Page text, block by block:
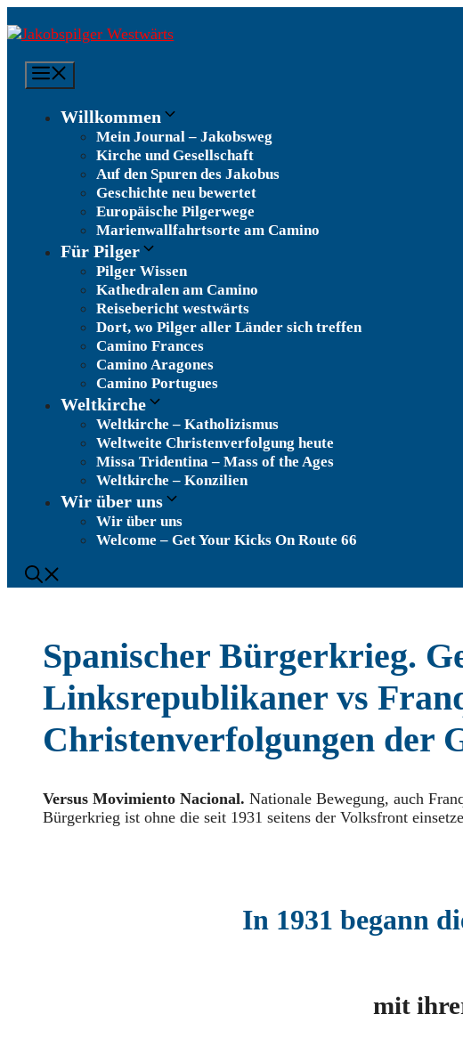
Inhalt
Willkommen
Mein Journal – Jakobsweg
Kirche und Gesellschaft
Auf den Spuren des Jakobus
Geschichte neu bewertet
Europäische Pilgerwege
Marienwallfahrtsorte am Camino
Für Pilger
Pilger Wissen
Kathedralen am Camino
Reisebericht westwärts
Dort, wo Pilger aller Länder sich treffen
Camino Frances
Camino Aragones
Camino Portugues
Weltkirche
Weltkirche – Katholizismus
Weltweite Christenverfolgung heute
Missa Tridentina – Mass of the Ages
Weltkirche – Konzilien
Wir über uns
Wir über uns
Welcome – Get Your Kicks On Route 66
Spanischer Bürgerkrieg.
Linksrepublikaner vs
Christenverfolgungen der
Versus Movimiento Nacional. Nationale Bewegung, auch
Bürgerkrieg ist ohne die seit 1931 seitens der Volksfront
In 1931 begann
mit